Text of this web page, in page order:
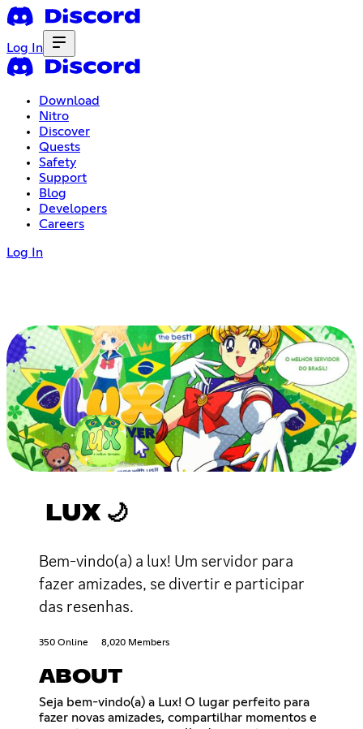
Log In
Download
Nitro
Discover
Quests
Safety
Support
Blog
Developers
Careers
Log In
LUX 🌙
Bem-vindo(a) a lux! Um servidor para
fazer amizades, se divertir e participar
das resenhas.
350 Online 8,020 Members
ABOUT
Seja bem-vindo(a) a Lux! O lugar perfeito para
fazer novas amizades, compartilhar momentos e